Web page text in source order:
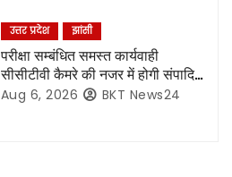
उत्तर प्रदेश झांसी
परीक्षा सम्बंधित समस्त कार्यवाही
सीसीटीवी कैमरे की नजर में होगी संपादित,
रिकॉर्डिंग भी रहेगी सुरक्षित:- नोडल
Aug 6, 2026 BKT News24